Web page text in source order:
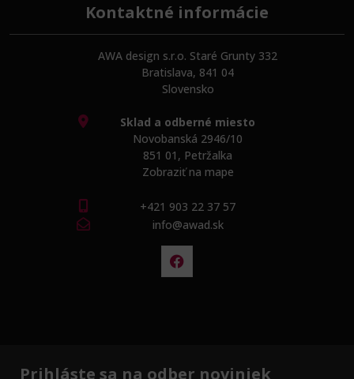
Kontaktné informácie
AWA design s.r.o. Staré Grunty 332
Bratislava, 841 04
Slovensko
Sklad a odberné miesto
Novobanská 2946/10
851 01, Petržalka
Zobraziť na mape
+421 903 22 37 57
info@awad.sk
Prihláste sa na odber noviniek